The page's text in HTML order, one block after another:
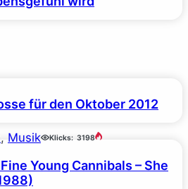
für den Oktober 2012
, Musik Klicks: 3198
Young Cannibals – She